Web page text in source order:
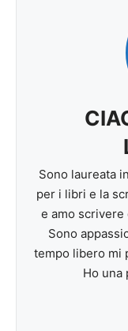
Sono laureata
per i libri e la
e amo
Sono
tempo libero mi
Ho una